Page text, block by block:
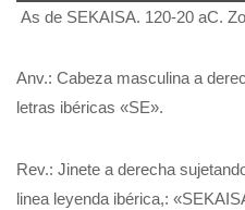
As de SEKAISA. 120-20 aC.
Anv.: Cabeza masculina a
letras ibéricas «SE».
Rev.: Jinete a derecha
linea leyenda ibérica,: